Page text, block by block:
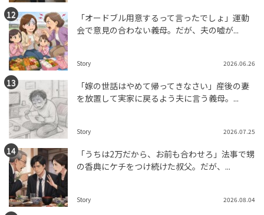
「オードブル用意するって言ったでしょ」運動
会で意見の合わない義母。だが、夫の嘘が...
Story 2026.06.26
「嫁の世話はやめて帰ってきなさい」産後の妻
を放置して実家に戻るよう夫に言う義母。...
Story 2026.07.25
「うちは2万だから、お前も合わせろ」法事で甥
の香典にケチをつけ続けた叔父。だが、...
Story 2026.08.04